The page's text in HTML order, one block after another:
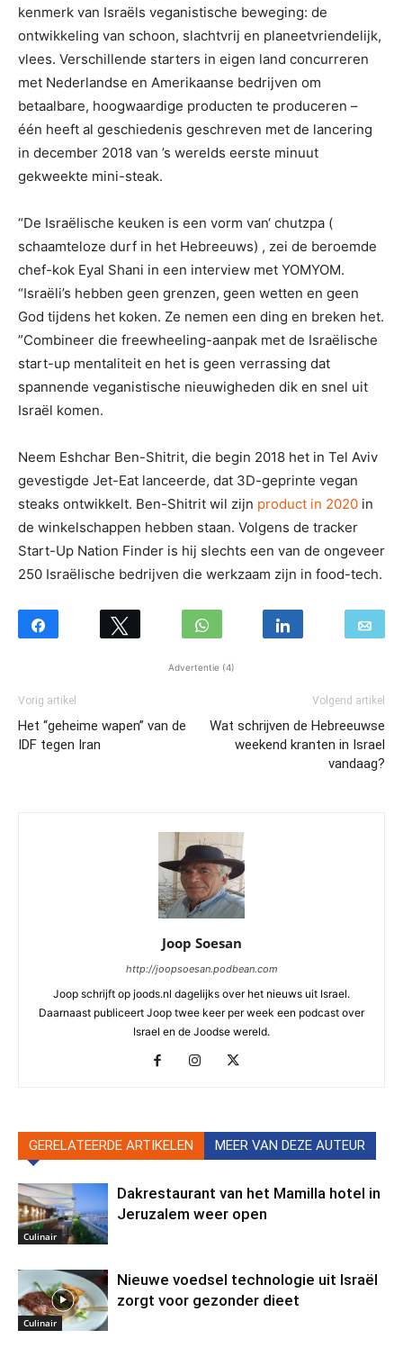
kenmerk van Israëls veganistische beweging: de
ontwikkeling van schoon, slachtvrij en planeetvriendelijk,
vlees. Verschillende starters in eigen land concurreren
met Nederlandse en Amerikaanse bedrijven om
betaalbare, hoogwaardige producten te produceren –
één heeft al geschiedenis geschreven met de lancering
in december 2018 van ’s werelds eerste minuut
gekweekte mini-steak.
“De Israëlische keuken is een vorm van‘ chutzpa (
schaamteloze durf in het Hebreeuws) , zei de beroemde
chef-kok Eyal Shani in een interview met YOMYOM.
“Israëli’s hebben geen grenzen, geen wetten en geen
God tijdens het koken. Ze nemen een ding en breken het.
”Combineer die freewheeling-aanpak met de Israëlische
start-up mentaliteit en het is geen verrassing dat
spannende veganistische nieuwigheden dik en snel uit
Israël komen.
Neem Eshchar Ben-Shitrit, die begin 2018 het in Tel Aviv
gevestigde Jet-Eat lanceerde, dat 3D-geprinte vegan
steaks ontwikkelt. Ben-Shitrit wil zijn product in 2020 in
de winkelschappen hebben staan. Volgens de tracker
Start-Up Nation Finder is hij slechts een van de ongeveer
250 Israëlische bedrijven die werkzaam zijn in food-tech.
Advertentie (4)
Vorig artikel
Het “geheime wapen” van de
IDF tegen Iran
Volgend artikel
Wat schrijven de Hebreeuwse
weekend kranten in Israel
vandaag?
Joop Soesan
http://joopsoesan.podbean.com
Joop schrijft op joods.nl dagelijks over het nieuws uit Israel.
Daarnaast publiceert Joop twee keer per week een podcast over
Israel en de Joodse wereld.
GERELATEERDE ARTIKELEN MEER VAN DEZE AUTEUR
Culinair
Dakrestaurant van het Mamilla hotel in
Jeruzalem weer open
Culinair
Nieuwe voedsel technologie uit Israël
zorgt voor gezonder dieet